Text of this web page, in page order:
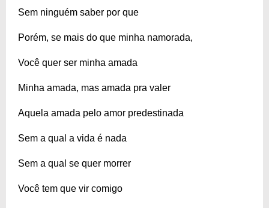
Sem ninguém saber por que
Porém, se mais do que minha namorada,
Você quer ser minha amada
Minha amada, mas amada pra valer
Aquela amada pelo amor predestinada
Sem a qual a vida é nada
Sem a qual se quer morrer
Você tem que vir comigo